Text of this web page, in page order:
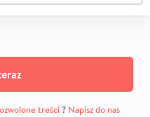
treści? Napisz do nas